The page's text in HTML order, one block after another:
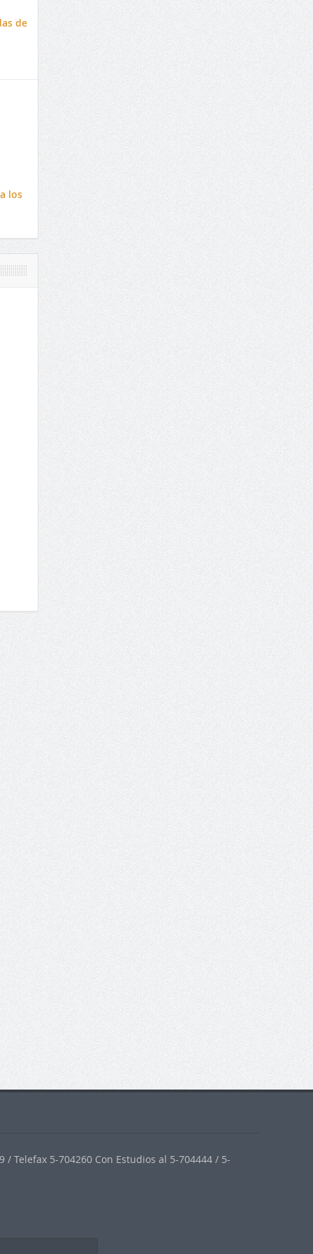
de
los
Telefax 5-704260 Con Estudios al 5-704444 / 5-